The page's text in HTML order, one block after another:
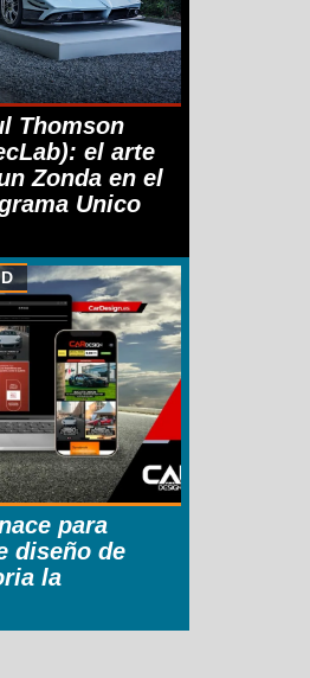
Thomson
el arte
Zonda en el
Unico
para
diseño de
la